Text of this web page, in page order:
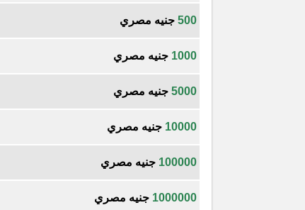
500 جنيه مصري
1000 جنيه مصري
5000 جنيه مصري
10000 جنيه مصري
100000 جنيه مصري
1000000 جنيه مصري